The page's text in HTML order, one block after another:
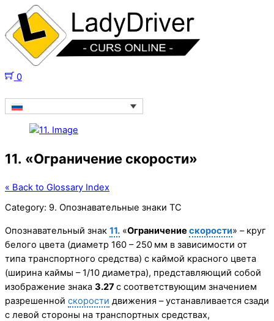
0
11. «Ограничение скорости»
« Back to Glossary Index
Category: 9. Опознавательные знаки ТС
Опознавательный знак 11. «Ограничение скорости» – круг
белого цвета (диаметр 160 – 250 мм в зависимости от
типа транспортного средства) с каймой красного цвета
(ширина каймы – 1/10 диаметра), представляющий собой
изображение знака 3.27 с соответствующим значением
разрешенной скорости движения – устанавливается сзади
с левой стороны на транспортных средствах,